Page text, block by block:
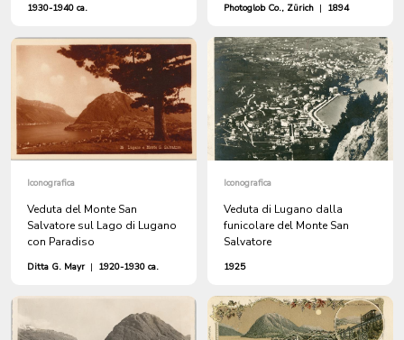
1930-1940 ca. Photoglob Co., Zürich | 1894
Iconografica
Veduta del Monte San
Salvatore sul Lago di Lugano
con Paradiso
Ditta G. Mayr | 1920-1930 ca.
Iconografica
Veduta di Lugano dalla
funicolare del Monte San
Salvatore
1925